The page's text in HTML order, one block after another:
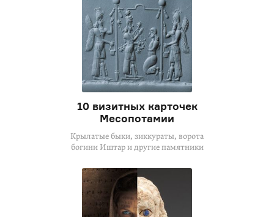
10 визитных карточек
Месопотамии
Крылатые быки, зиккураты, ворота
богини Иштар и другие памятники